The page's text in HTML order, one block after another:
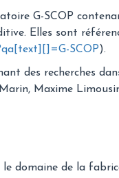
G-SCOP
Elles sont
SCOP).
des recherches
Maxime
le domaine de la